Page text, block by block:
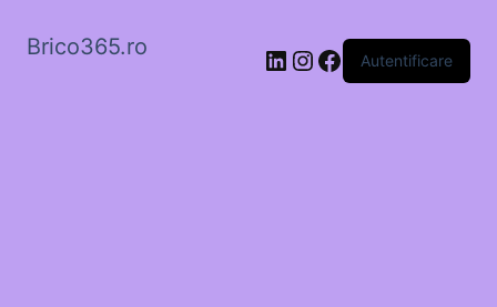
Brico365.ro LinkedIn
Instagram
Facebook
Autentificare